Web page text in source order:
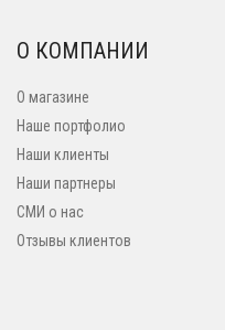
О КОМПАНИИ
О магазине
Наше портфолио
Наши клиенты
Наши партнеры
СМИ о нас
Отзывы клиентов